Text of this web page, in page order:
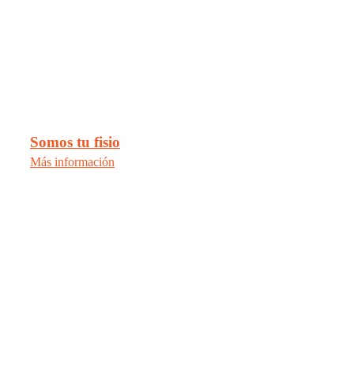
Somos tu fisio
Más información